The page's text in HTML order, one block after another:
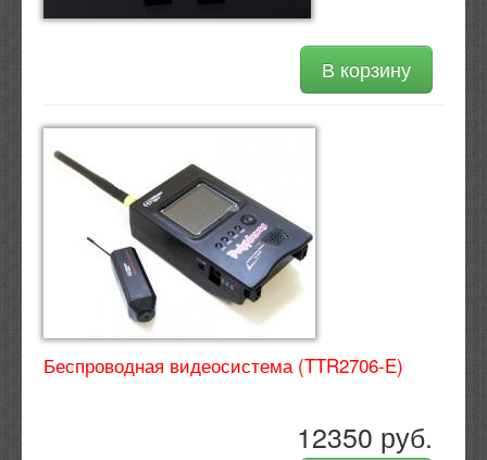
В корзину
Беспроводная видеосистема (TTR2706-E)
12350 руб.